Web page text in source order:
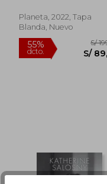
55%
dcto.
Planeta, 2022, Tapa
Blanda, Nuevo